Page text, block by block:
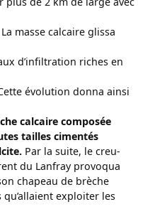
masse calcaire glissa
d’infiltration riches en
évolution donna ainsi
calcaire composée
tailles cimentés
Par la suite, le creu-
du Lanfray provoqua
chapeau de brèche
exploiter les